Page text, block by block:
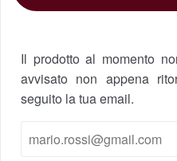
Il prodotto al momento
avvisato non appena
seguito la tua email.